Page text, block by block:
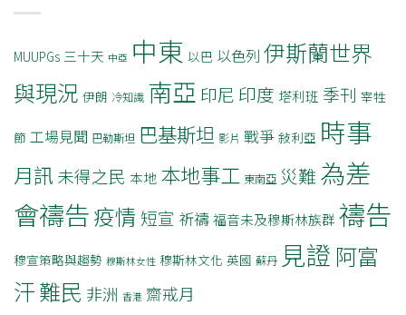
MUUPGs 三十天 中亞 中東 以巴 以色列 伊斯蘭世界
與現況 伊朗 冷知識 南亞 印尼 印度 塔利班 季刊 宰牲
節 工場見聞 巴勒斯坦 巴基斯坦 影片 戰爭 敍利亞 時事
月訊 未得之民 本地 本地事工 東南亞 災難 為差
會禱告疫情 短宣 祈禱福音未及穆斯林族群 禱告
穆宣策略與趨勢 穆斯林女性 穆斯林文化 英國 蘇丹 見證 阿富
汗難民 非洲 香港 齋戒月